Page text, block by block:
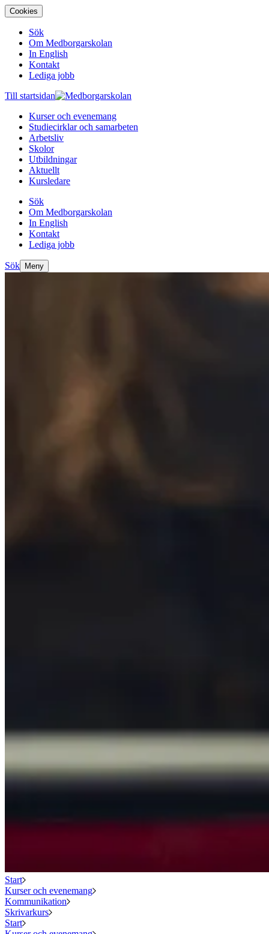
Cookies
Sök
Om Medborgarskolan
In English
Kontakt
Lediga jobb
Till startsidan
Kurser och evenemang
Studiecirklar och samarbeten
Arbetsliv
Skolor
Utbildningar
Aktuellt
Kursledare
Sök
Om Medborgarskolan
In English
Kontakt
Lediga jobb
Sök Meny
Start
Kurser och evenemang
Kommunikation
Skrivarkurs
Start